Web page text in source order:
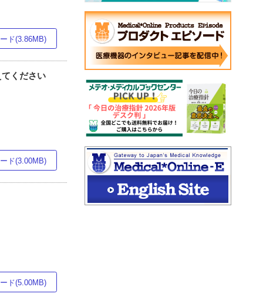
ド(3.86MB)
ください
ド(3.00MB)
ド(5.00MB)